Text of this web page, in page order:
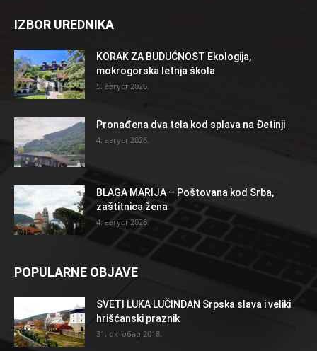
IZBOR UREDNIKA
KORAK ZA BUDUĆNOST Ekologija,
mokrogorska letnja škola
5. август 2026.
Pronađena dva tela kod splava na Đetinji
4. август 2026.
BLAGA MARIJA – Poštovana kod Srba,
zaštitnica žena
4. август 2026.
POPULARNE OBJAVE
SVETI LUKA LUČINDAN Srpska slava i veliki
hrišćanski praznik
31. октобар 2018.